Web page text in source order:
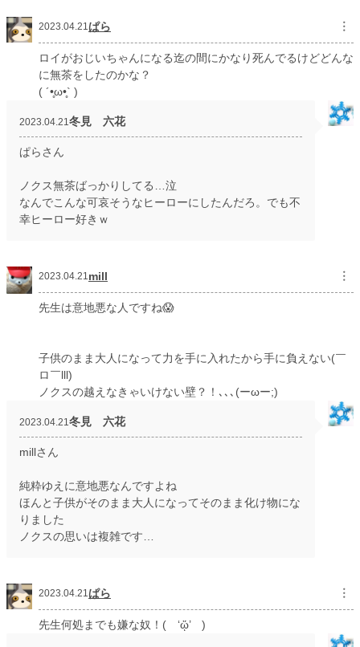
2023.04.21ぱら ︙
ロイがおじいちゃんになる迄の間にかなり死んでるけどどんな
に無茶をしたのかな？
( ´•̥ω•̥` )
2023.04.21 冬見 六花
ぱらさん
ノクス無茶ばっかりしてる…泣
なんでこんな可哀そうなヒーローにしたんだろ。でも不
幸ヒーロー好きｗ
2023.04.21mill ︙
先生は意地悪な人ですね😱
子供のまま大人になって力を手に入れたから手に負えない(￣
ロ￣lll)
ノクスの越えなきゃいけない壁？！､､､(ーωー;)
2023.04.21 冬見 六花
millさん
純粋ゆえに意地悪なんですよね
ほんと子供がそのまま大人になってそのまま化け物にな
りました
ノクスの思いは複雑です…
2023.04.21ぱら ︙
先生何処までも嫌な奴！( ‘ᾥ’ )